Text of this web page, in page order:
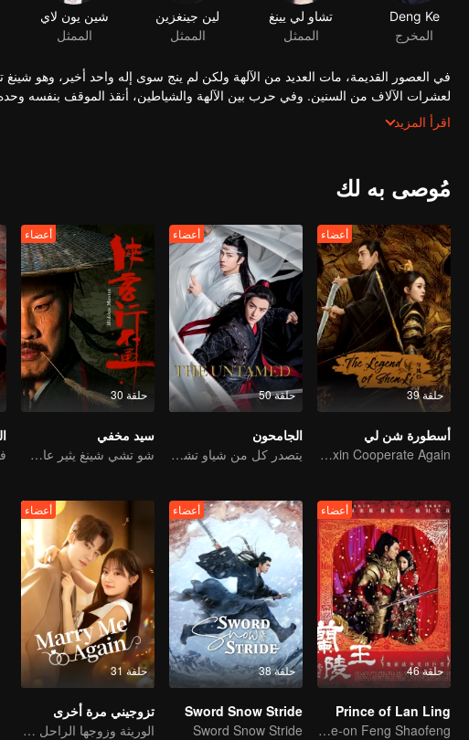
Deng Ke
المخرج
تشاو لي يينغ
الممثل
لين جينغزين
الممثل
شين يون لاي
الممثل
في العصور القديمة، مات العديد من الآلهة ولكن لم ينج سوى إله واحد أخير، وهو
لعشرات الآلاف من السنين. وفي حرب بين الآلهة والشياطين، أنقذ الموقف بنفسه
بعد عدة مئات من السنين، ولدت سيدة الشياطين شن لي وفي فمها لؤلؤة. في عيد
من هذا الزواج، تعرضت شن لي للهجوم وتحولت مرة أخرى إلى شكلها العنقاء، سقطت
وبهذه الطريقة، أصبح مصير الشخصين متشابكًا بشكل وثيق بسبب هذه التجارة غير
اقرأ المزيد
مُوصى به لك
حلقة 39
أعضاء
أسطورة شن لي
Zhao Liying and Lin Gengxin Cooperate Again
حلقة 50
أعضاء
الجامحون
يتصدر كل من شياو تشان ووانغ يي بو التشكيلة عالية القيمة
حلقة 30
أعضاء
سيد مخفي
شو تشي شينغ يثير عاصفة مضحكة في عالم القتال
حلقة 46
أعضاء
Prince of Lan Ling
Lin Yichen dote-on Feng Shaofeng
حلقة 38
أعضاء
Sword Snow Stride
Sword Snow Stride
حلقة 31
أعضاء
تزوجيني مرة أخرى
الوريثة وزوجها الراحل المزدوج